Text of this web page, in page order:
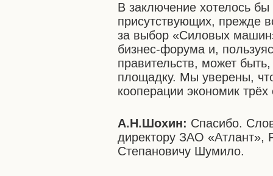
В заключение хотелось
присутствующих, прежде
за выбор «Силовых
бизнес-форума и,
правительств, может
площадку. Мы уверены,
кооперации экономик
А.Н.Шохин: Спасибо.
директору ЗАО «Атлант»,
Степановичу Шумило.